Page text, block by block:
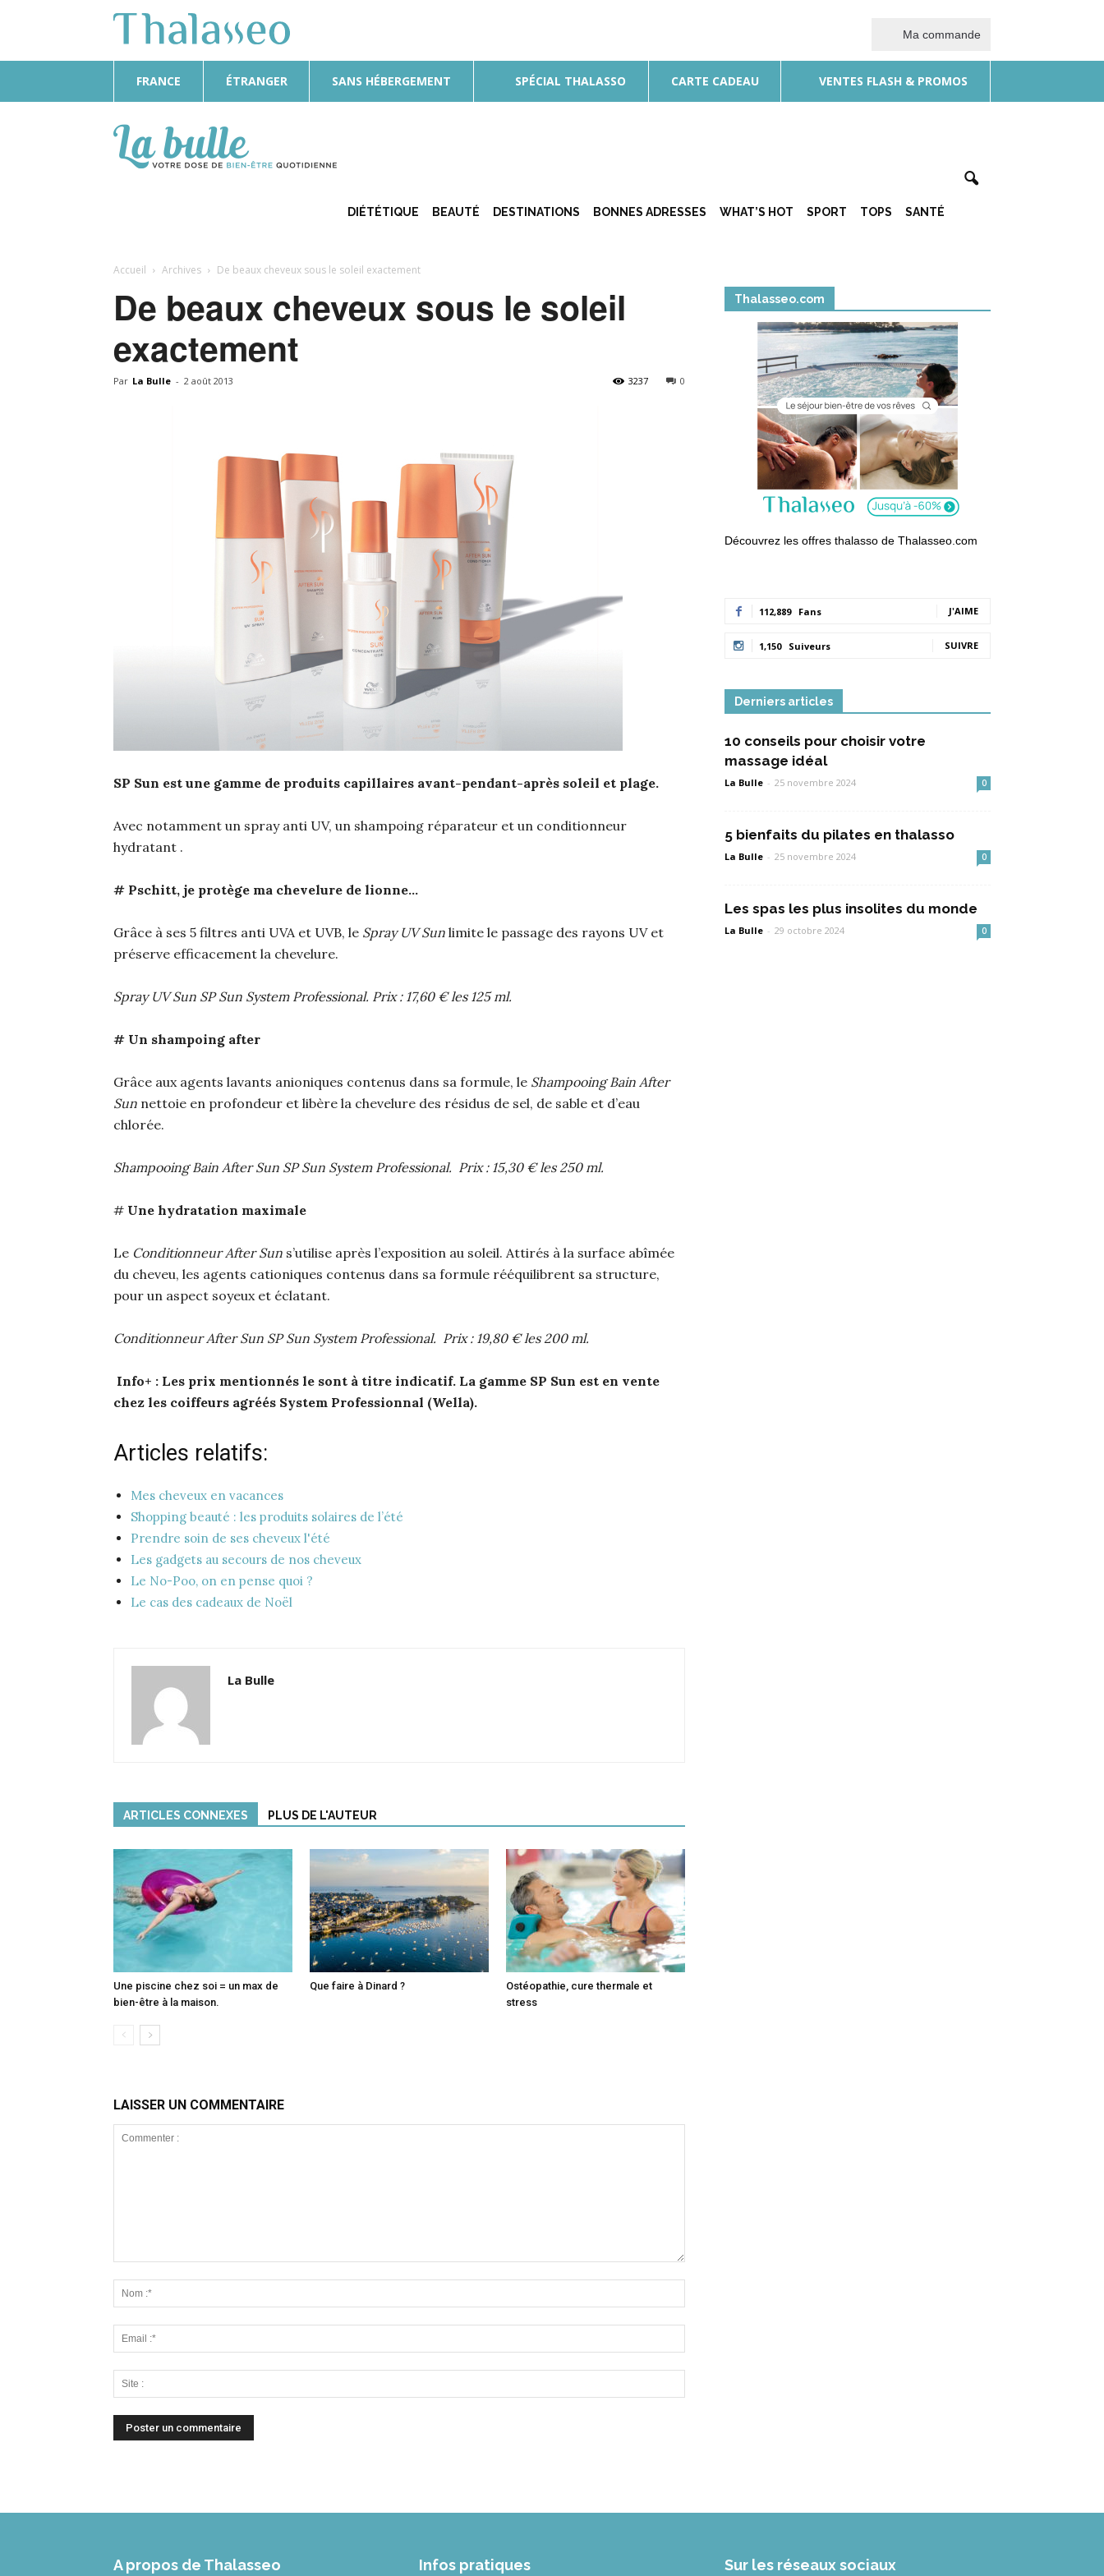
Ma commande
FRANCE ÉTRANGER SANS HÉBERGEMENT SPÉCIAL THALASSO CARTE CADEAU VENTES FLASH & PROMOS
Bulle
DIÉTÉTIQUE BEAUTÉ DESTINATIONS BONNES ADRESSES WHAT’S HOT SPORT TOPS SANTÉ
Accueil Archives De beaux cheveux sous le soleil exactement
De beaux cheveux sous le soleil
exactement
Par La Bulle - 2 août 2013 0
3237
SP Sun est une gamme de produits capillaires avant-pendant-après soleil et plage.
Avec notamment un spray anti UV, un shampoing réparateur et un conditionneur
hydratant .
# Pschitt, je protège ma chevelure de lionne…
Grâce à ses 5 filtres anti UVA et UVB, le Spray UV Sun limite le passage des rayons UV et
préserve efficacement la chevelure.
Spray UV Sun SP Sun System Professional. Prix : 17,60 € les 125 ml.
# Un shampoing after
Grâce aux agents lavants anioniques contenus dans sa formule, le Shampooing Bain After
Sun nettoie en profondeur et libère la chevelure des résidus de sel, de sable et d’eau
chlorée.
Shampooing Bain After Sun SP Sun System Professional. Prix : 15,30 € les 250 ml.
# Une hydratation maximale
Le Conditionneur After Sun s’utilise après l’exposition au soleil. Attirés à la surface abîmée
du cheveu, les agents cationiques contenus dans sa formule rééquilibrent sa structure,
pour un aspect soyeux et éclatant.
Conditionneur After Sun SP Sun System Professional. Prix : 19,80 € les 200 ml.
Info+ : Les prix mentionnés le sont à titre indicatif. La gamme SP Sun est en vente
chez les coiffeurs agréés System Professionnal (Wella).
Articles relatifs:
Mes cheveux en vacances
Shopping beauté : les produits solaires de l’été
Prendre soin de ses cheveux l'été
Les gadgets au secours de nos cheveux
Le No-Poo, on en pense quoi ?
Le cas des cadeaux de Noël
La Bulle
ARTICLES CONNEXES PLUS DE L'AUTEUR
Une piscine chez soi = un max de
bien-être à la maison.
Que faire à Dinard ?
Ostéopathie, cure thermale et
stress
LAISSER UN COMMENTAIRE
Thalasseo.com
Découvrez les offres thalasso de Thalasseo.com
112,889 Fans J'AIME
1,150 Suiveurs SUIVRE
Derniers articles
10 conseils pour choisir votre
massage idéal
La Bulle - 25 novembre 2024 0
5 bienfaits du pilates en thalasso
La Bulle - 25 novembre 2024 0
Les spas les plus insolites du monde
La Bulle - 29 octobre 2024 0
A propos de Thalasseo Infos pratiques Sur les réseaux sociaux